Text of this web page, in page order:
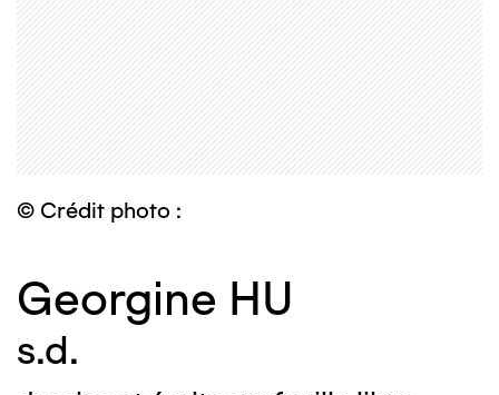
© Crédit photo :
Georgine HU
s.d.